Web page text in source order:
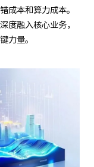
成本和算力成本。
度融入核心业务，
力量。